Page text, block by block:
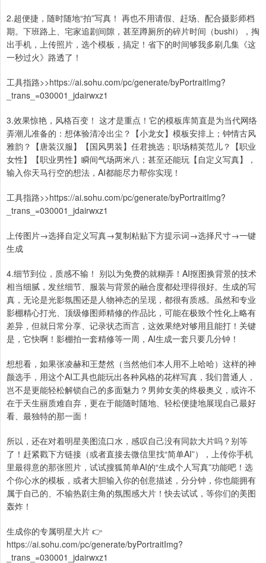
2.超便捷，随时随地“拍”写真！ 再也不用请假、赶场、配合摄影师档
期。下班路上、宅家追剧间隙，甚至蹲厕所的碎片时间（bushi），掏
出手机，上传照片，选个模板，搞定！省下的时间够我多刷几集《这
一秒过火》路透了！
工具指路>>https://ai.sohu.com/pc/generate/byPortraitImg?
_trans_=030001_jdairwxz1
3.效果惊艳，风格百变！ 这才是重点！它的模板库简直是为当代网络
弄潮儿准备的：想体验清冷出尘？【小龙女】模板安排上；钟情古风
雅韵？【唐装汉服】【国风男装】任君挑选；职场精英范儿？【职业
女性】【职业男性】瞬间气场两米八；甚至还能玩【自定义写真】，
输入你天马行空的想法，AI都能尽力帮你实现！
工具指路>>https://ai.sohu.com/pc/generate/byPortraitImg?
_trans_=030001_jdairwxz1
上传图片→选择自定义写真→复制粘贴下方提示词→选择尺寸→一键
生成
4.细节到位，质感不输！ 别以为免费的就糊弄！AI抠图换背景的技术
相当细腻，发丝细节、服装与背景的融合度都处理得很好。生成的写
真，无论是光影氛围还是人物神态的呈现，都很有质感。虽然和专业
影棚精心打光、顶级修图师精修的作品比，可能在极致个性化上略有
差异，但就日常分享、记录状态而言，这效果绝对够用且能打！关键
是，它快啊！影棚拍一套精修等一周，AI生成一套只要几分钟！
想想看，如果张凌赫和王楚然（当然他们本人用不上哈哈）这样的神
颜选手，用这个AI工具也能玩出各种风格的花样写真，我们普通人，
岂不是更能轻松解锁自己的多面魅力？男帅女美的终极奥义，或许不
在于天生丽质难自弃，更在于能随时随地、轻松便捷地展现自己最好
看、最独特的那一面！
所以，还在对着明星美图流口水，感叹自己没有同款大片吗？别等
了！赶紧戳下方链接（或者直接去微信里找“简单AI”），上传你手机
里最得意的那张照片，试试搜狐简单AI的“生成个人写真”功能吧！选
个你心水的模板，或者大胆输入你的创意描述，分分钟，你也能拥有
属于自己的、不输热剧主角的氛围感大片！快去试试，等你们的美图
轰炸！
生成你的专属明星大片 👉
https://ai.sohu.com/pc/generate/byPortraitImg?
_trans_=030001_jdairwxz1